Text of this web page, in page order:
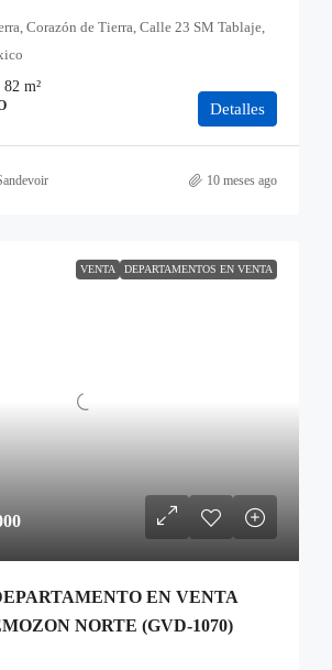
Corazón de Tierra, Calle 23 SM Tablaje,
82 m²
Detalles
10 meses ago
VENTA DEPARTAMENTOS EN VENTA
EN VENTA
NORTE (GVD-1070)